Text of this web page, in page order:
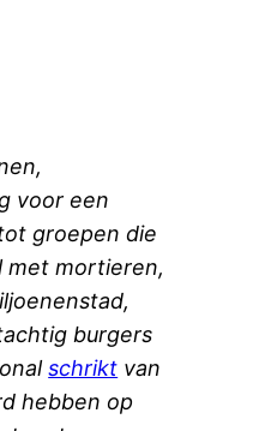
voor een
groepen die
met mortieren,
burgers
schrikt van
hebben op